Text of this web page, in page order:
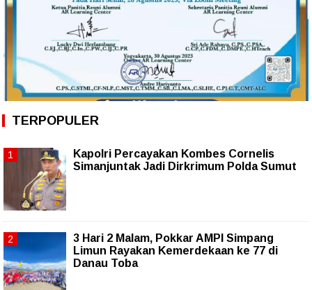
TERPOPULER
Kapolri Percayakan Kombes Cornelis
Simanjuntak Jadi Dirkrimum Polda Sumut
3 Hari 2 Malam, Pokkar AMPI Simpang
Limun Rayakan Kemerdekaan ke 77 di
Danau Toba